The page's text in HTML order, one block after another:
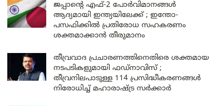
ജപ്പാന്റെ എഫ്-2 പോർവിമാനങ്ങൾ
ആദ്യമായി ഇന്ത്യയിലേക്ക് ; ഇന്തോ-
പസഫിക്കിൽ പ്രതിരോധ സഹകരണം
ശക്തമാക്കാൻ തീരുമാനം
തീവ്രവാദ പ്രചാരണത്തിനെതിരെ ശക്തമായ
നടപടികളുമായി ഫഡ്നാവിസ് ;
തീവ്രനിലപാടുള്ള 114 പ്രസിദ്ധീകരണങ്ങൾ
നിരോധിച്ച് മഹാരാഷ്ട്ര സർക്കാർ